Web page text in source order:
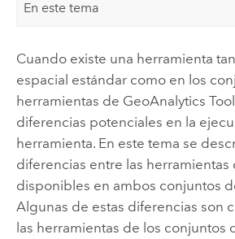
En este tema
Cuando existe una herramienta
espacial estándar como en los
herramientas de GeoAnalytics
diferencias potenciales en la
herramienta. En este tema se
diferencias entre las herramientas
disponibles en ambos conjuntos
Algunas de estas diferencias son
las herramientas de los conjuntos